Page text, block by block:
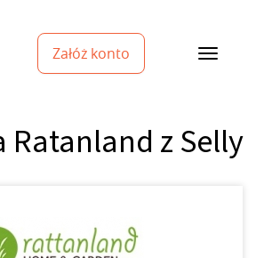
Załóż konto
Ratanland z Selly